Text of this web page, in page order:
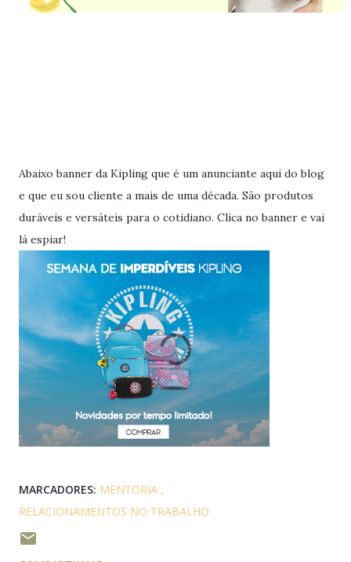
Abaixo banner da Kipling que é um anunciante aqui do blog
e que eu sou cliente a mais de uma década. São produtos
duráveis e versáteis para o cotidiano. Clica no banner e vai
lá espiar!
MARCADORES: MENTORIA
RELACIONAMENTOS NO TRABALHO